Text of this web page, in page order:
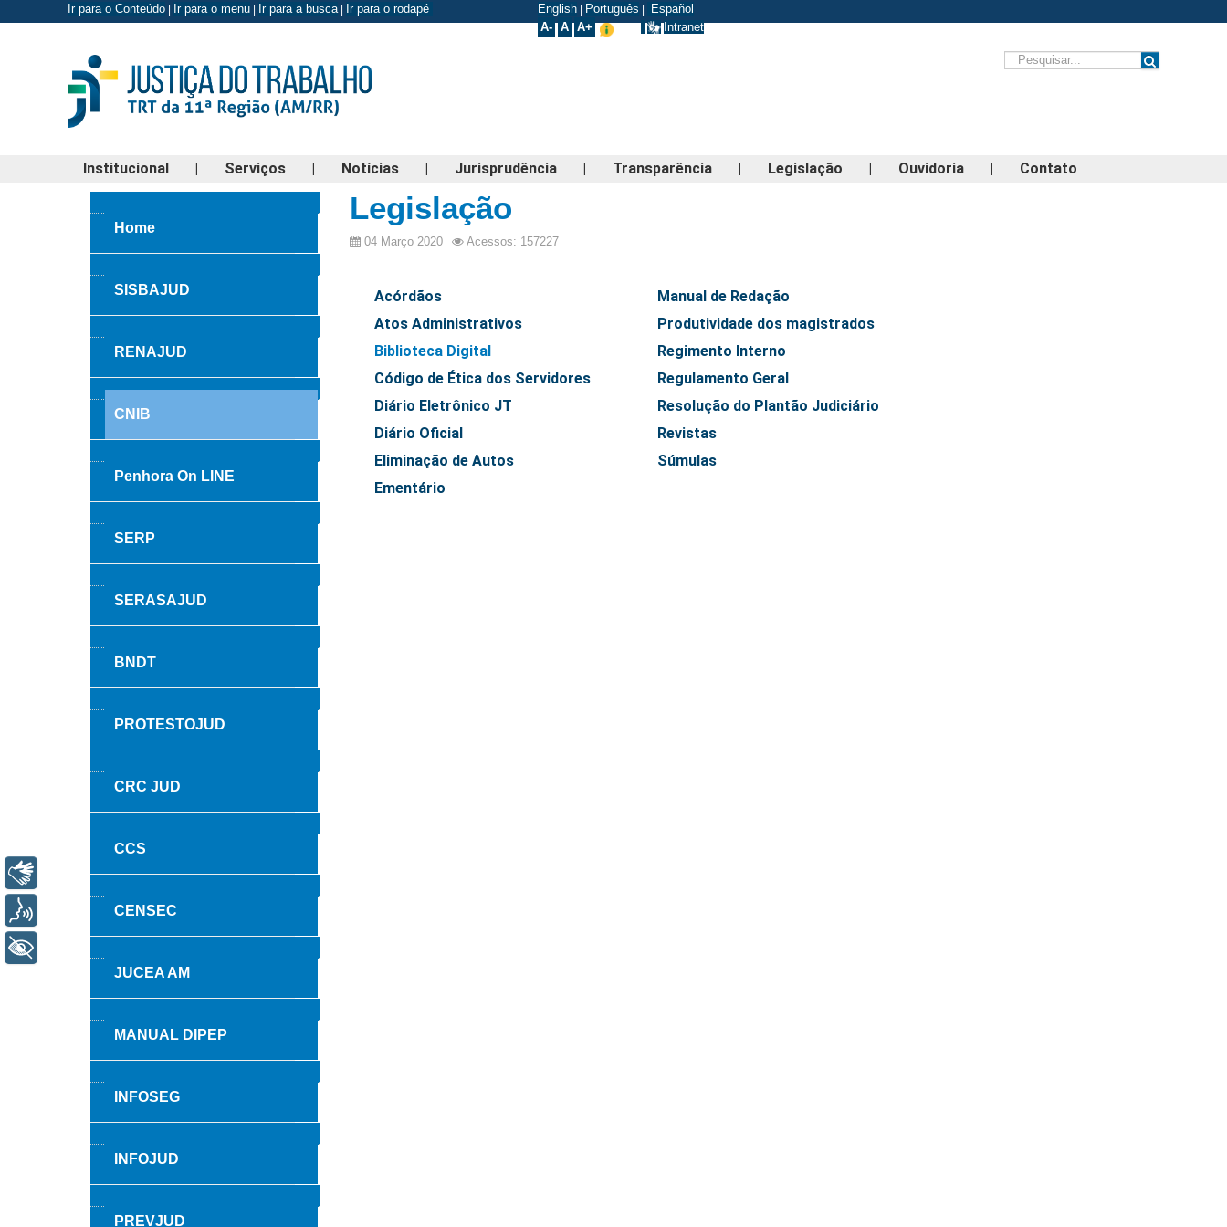
Ir para o Conteúdo Ir para o menu Ir para a busca| Ir para o rodapé English Português
Español
A- A A+ Intranet
Institucional | Serviços | Notícias | Jurisprudência | Transparência | Legislação | Ouvidoria | Contato
Legislação
04 Março 2020 Acessos: 157227
Acórdãos
Atos Administrativos
Biblioteca Digital
Código de Ética dos Servidores
Diário Eletrônico JT
Diário Oficial
Eliminação de Autos
Ementário
Manual de Redação
Produtividade dos magistrados
Regimento Interno
Regulamento Geral
Resolução do Plantão Judiciário
Revistas
Súmulas
Home
SISBAJUD
RENAJUD
CNIB
Penhora On LINE
SERP
SERASAJUD
BNDT
PROTESTOJUD
CRC JUD
CCS
CENSEC
JUCEA AM
MANUAL DIPEP
INFOSEG
INFOJUD
PREVJUD
Libras